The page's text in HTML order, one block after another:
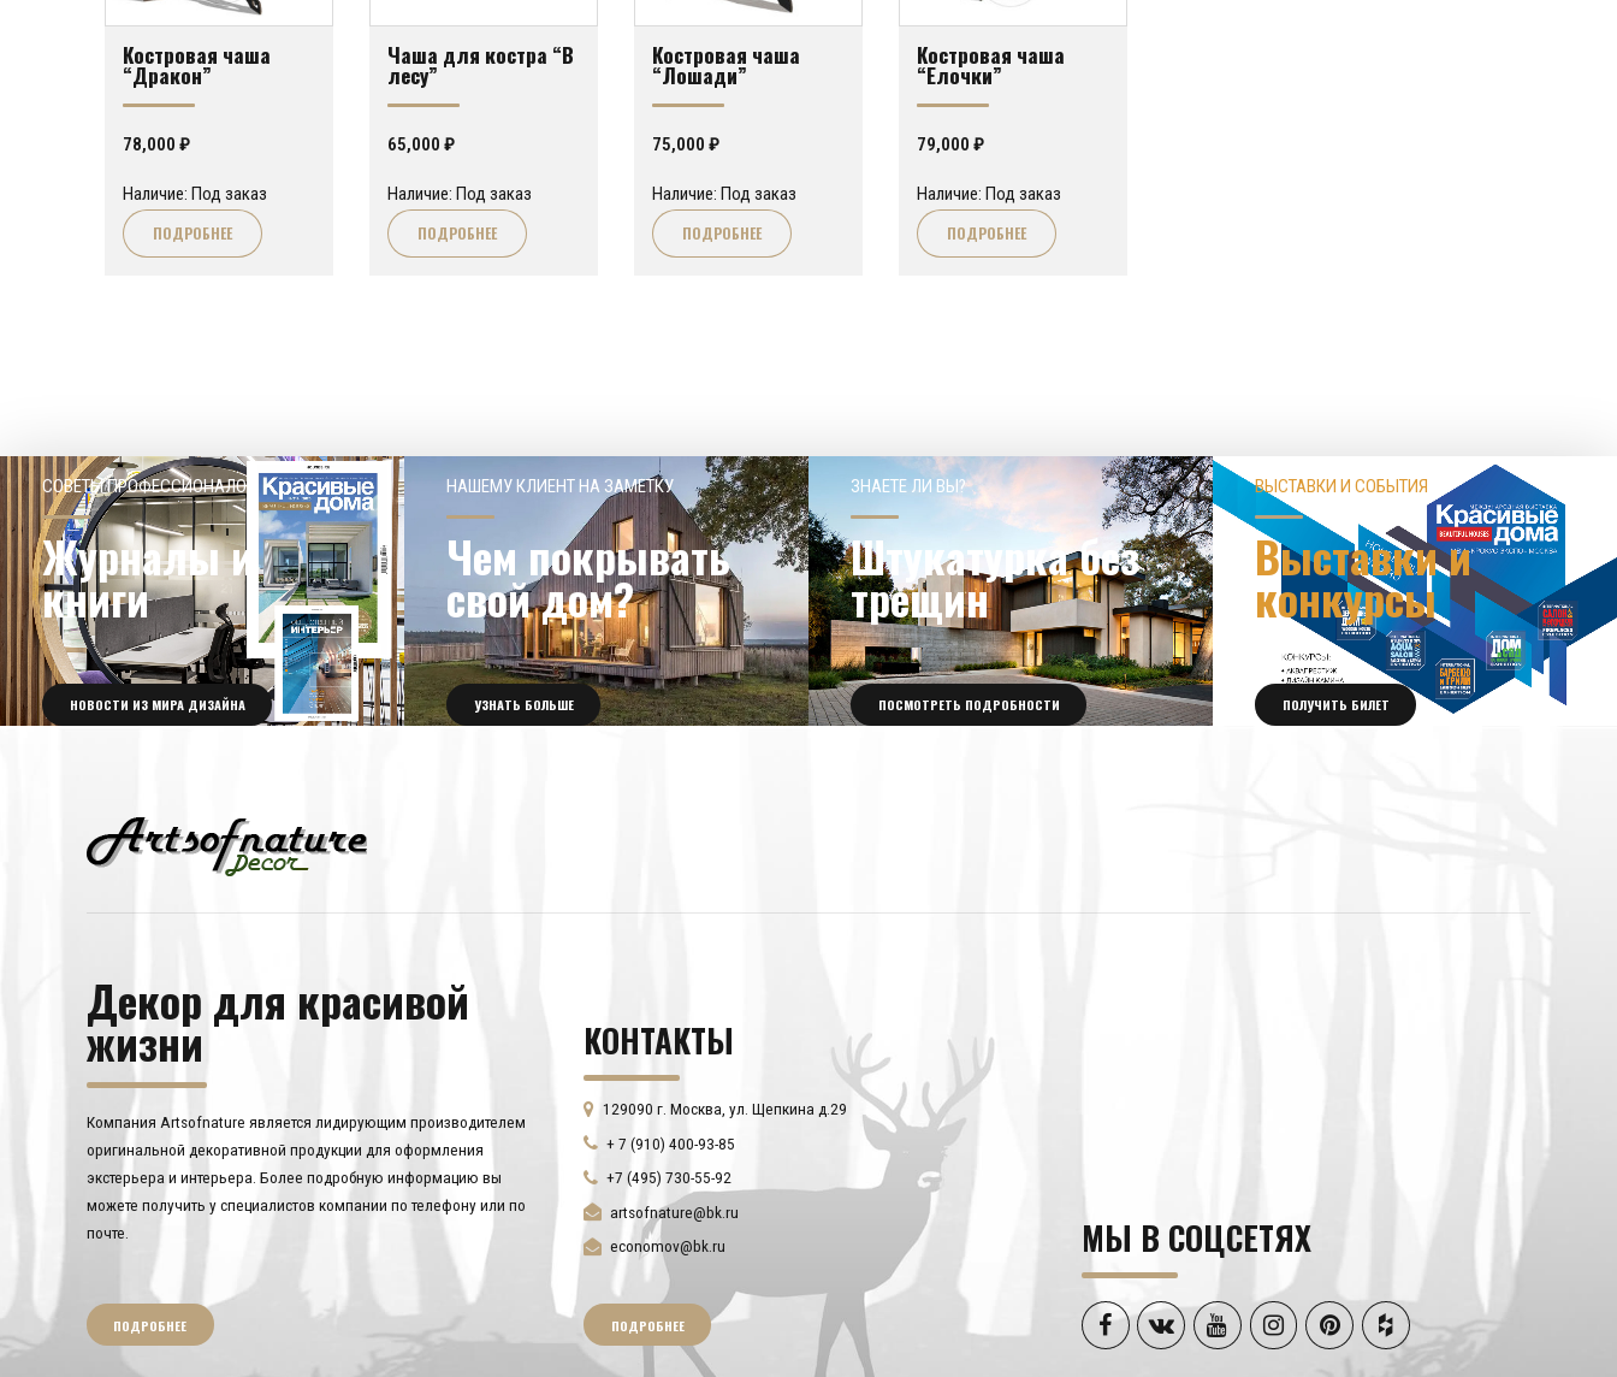
Костровая чаша
“Дракон”
78,000 ₽
Наличие: Под заказ
ПОДРОБНЕЕ
Чаша для костра “В
лесу”
65,000 ₽
Наличие: Под заказ
ПОДРОБНЕЕ
Костровая чаша
“Лошади”
75,000 ₽
Наличие: Под заказ
ПОДРОБНЕЕ
Костровая чаша
“Елочки”
79,000 ₽
Наличие: Под заказ
ПОДРОБНЕЕ
СОВЕТЫ ПРОФЕССИОНАЛОВ
Журналы и
книги
НОВОСТИ ИЗ МИРА ДИЗАЙНА
НАШЕМУ КЛИЕНТ НА ЗАМЕТКУ
Чем покрывать
свой дом?
УЗНАТЬ БОЛЬШЕ
ЗНАЕТЕ ЛИ ВЫ?
Штукатурка без
трещин
ПОСМОТРЕТЬ ПОДРОБНОСТИ
ВЫСТАВКИ И СОБЫТИЯ
Выставки и
конкурсы
ПОЛУЧИТЬ БИЛЕТ
Декор для красивой
жизни
Компания Artsofnature является лидирующим производителем
оригинальной декоративной продукции для оформления
экстерьера и интерьера. Более подробную информацию вы
можете получить у специалистов компании по телефону или по
почте.
ПОДРОБНЕЕ
КОНТАКТЫ
129090 г. Москва, ул. Щепкина д.29
+ 7 (910) 400-93-85
+7 (495) 730-55-92
artsofnature@bk.ru
economov@bk.ru
ПОДРОБНЕЕ
МЫ В СОЦСЕТЯХ